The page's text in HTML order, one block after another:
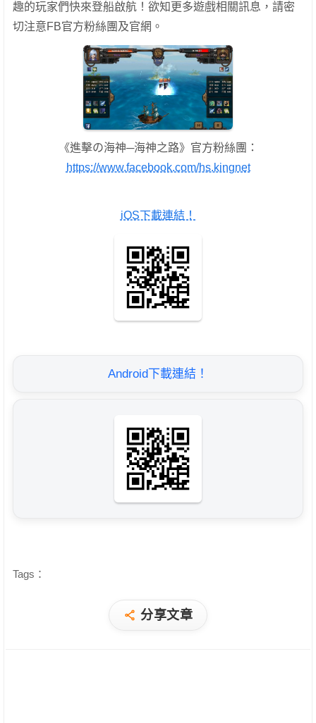
趣的玩家們快來登船啟航！欲知更多遊戲相關訊息，請密
切注意FB官方粉絲團及官網。
《進擊の海神─海神之路》官方粉絲團：
https://www.facebook.com/hs.kingnet
iOS下載連結！
Android下載連結！
Tags：
分享文章